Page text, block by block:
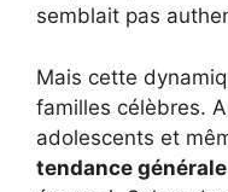
semblait pas
Mais cette
familles célèbres.
adolescents et
tendance